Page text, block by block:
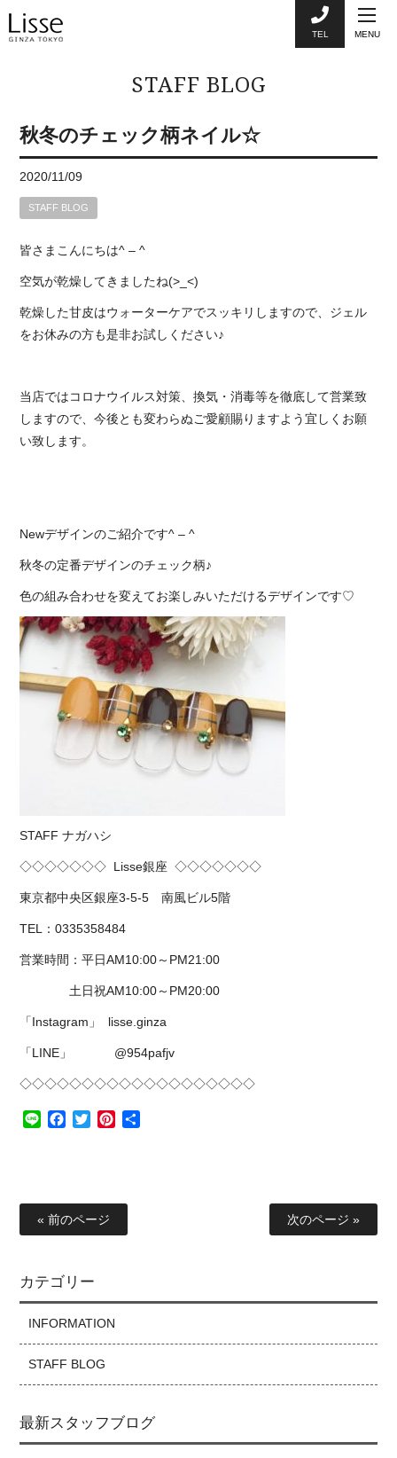
TEL MENU
STAFF BLOG
秋冬のチェック柄ネイル☆
2020/11/09
STAFF BLOG
皆さまこんにちは^ – ^
空気が乾燥してきましたね(>_<)
乾燥した甘皮はウォーターケアでスッキリしますので、ジェル
をお休みの方も是非お試しください♪
当店ではコロナウイルス対策、換気・消毒等を徹底して営業致
しますので、今後とも変わらぬご愛顧賜りますよう宜しくお願
い致します。
Newデザインのご紹介です^ – ^
秋冬の定番デザインのチェック柄♪
色の組み合わせを変えてお楽しみいただけるデザインです♡
STAFF ナガハシ
◇◇◇◇◇◇◇ Lisse銀座 ◇◇◇◇◇◇◇
東京都中央区銀座3-5-5南風ビル5階
TEL ： 0335358484
営業時間：平日AM10:00～ PM21:00
土日祝AM10:00～ PM20:00
「Instagram 」 lisse.ginza
「LINE」 @954pafjv
◇◇◇◇◇◇◇◇◇◇◇◇◇◇◇◇◇◇◇
Line Facebook
TwitterPinterest
« 前のページ 次のページ »
カテゴリー
INFORMATION
STAFF BLOG
最新スタッフブログ